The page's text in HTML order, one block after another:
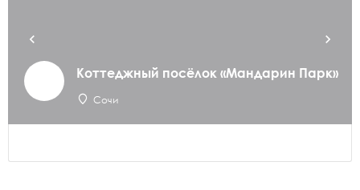
Коттеджный посёлок «Мандарин Парк»
Сочи